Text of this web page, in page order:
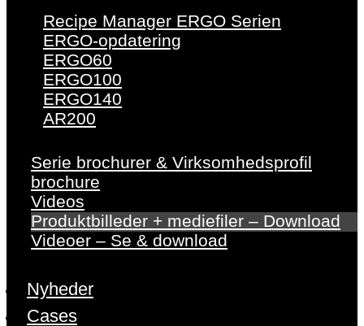
Recipe Manager ERGO Serien
ERGO-opdatering
ERGO60
ERGO100
ERGO140
AR200
Serie brochurer & Virksomhedsprofil
brochure
Videos
Produktbilleder + mediefiler – Download
Videoer – Se & download
Nyheder
Cases